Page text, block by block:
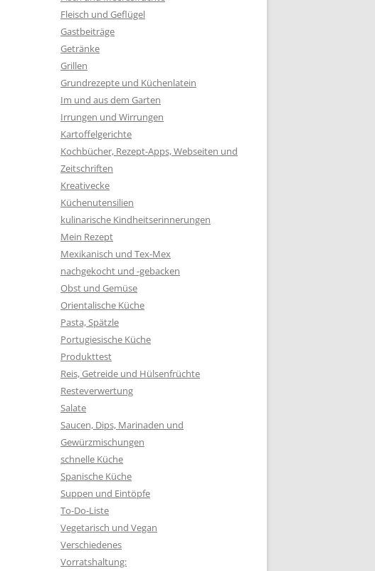
Fleisch und Geflügel
Gastbeiträge
Getränke
Grillen
Grundrezepte und Küchenlatein
Im und aus dem Garten
Irrungen und Wirrungen
Kartoffelgerichte
Kochbücher, Rezept-Apps, Webseiten und
Zeitschriften
Kreativecke
Küchenutensilien
kulinarische Kindheitserinnerungen
Mein Rezept
Mexikanisch und Tex-Mex
nachgekocht und -gebacken
Obst und Gemüse
Orientalische Küche
Pasta, Spätzle
Portugiesische Küche
Produkttest
Reis, Getreide und Hülsenfrüchte
Resteverwertung
Salate
Saucen, Dips, Marinaden und
Gewürzmischungen
schnelle Küche
Spanische Küche
Suppen und Eintöpfe
To-Do-Liste
Vegetarisch und Vegan
Verschiedenes
Vorratshaltung: